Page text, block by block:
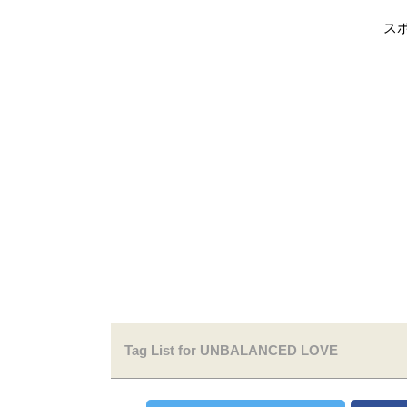
ス
Tag List for UNBALANCED LOVE